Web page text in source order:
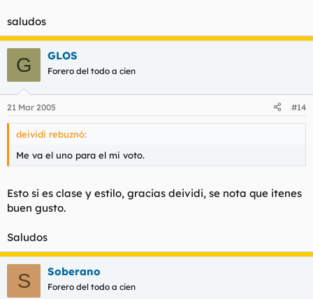
saludos
G GLOS
Forero del todo a cien
21 Mar 2005 #14
deividi rebuznó:
Me va el uno para el mi voto.
Esto si es clase y estilo, gracias deividi, se nota que itenes
buen gusto.
Saludos
S Soberano
Forero del todo a cien